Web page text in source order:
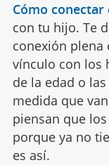
Cómo
con tu hijo. Te
conexión plena
vínculo con los
de la edad o
medida que
piensan que
porque ya no
es así.